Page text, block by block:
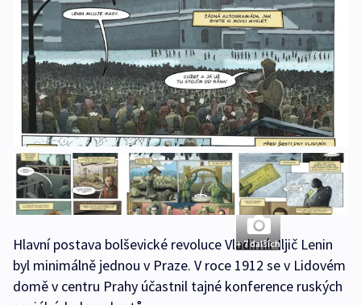
+ 7 dalších
Hlavní postava bolševické revoluce Vladimír Iljič Lenin
byl minimálně jednou v Praze. V roce 1912 se v Lidovém
domě v centru Prahy účastnil tajné konference ruských